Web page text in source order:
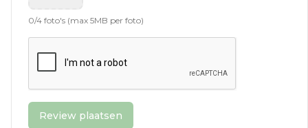
0/4 foto's (max 5MB per foto)
Review plaatsen